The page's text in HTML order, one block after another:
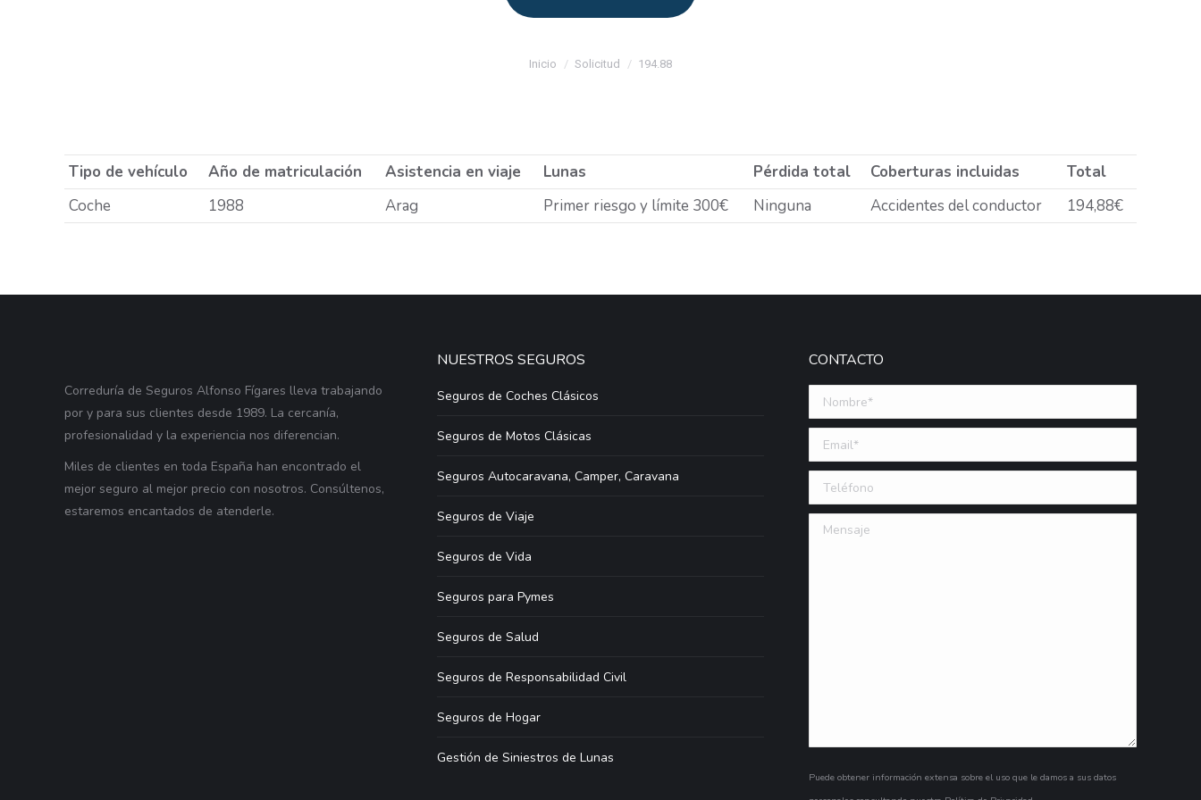
Estás aquí:
Inicio Solicitud 194.88
Tipo de vehículo Año de matriculación Asistencia en viaje Lunas Pérdida total Coberturas incluidas
Total
Coche
1988 Arag Primer riesgo y límite 300€ Ninguna Accidentes del conductor 194,88€
Correduría de Seguros Alfonso Fígares lleva trabajando
por y para sus clientes desde 1989. La cercanía,
profesionalidad y la experiencia nos diferencian.
Miles de clientes en toda España han encontrado el
mejor seguro al mejor precio con nosotros. Consúltenos,
estaremos encantados de atenderle.
NUESTROS SEGUROS
Seguros de Coches Clásicos
Seguros de Motos Clásicas
Seguros Autocaravana, Camper, Caravana
Seguros de Viaje
Seguros de Vida
Seguros para Pymes
Seguros de Salud
Seguros de Responsabilidad Civil
Seguros de Hogar
Gestión de Siniestros de Lunas
CONTACTO
Nombre *
Email (requerido)
Teléfono
Mensaje
Puede obtener información extensa sobre el uso que le damos a sus datos